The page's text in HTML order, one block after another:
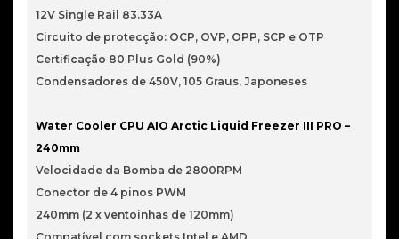
12V Single Rail 83.33A
Circuito de protecção: OCP, OVP, OPP, SCP e OTP
Certificação 80 Plus Gold (90%)
Condensadores de 450V, 105 Graus, Japoneses
Water Cooler CPU AIO Arctic Liquid Freezer III PRO –
240mm
Velocidade da Bomba de 2800RPM
Conector de 4 pinos PWM
240mm (2 x ventoinhas de 120mm)